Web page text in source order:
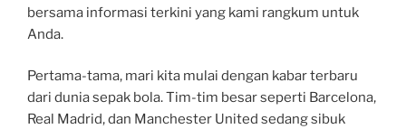
bersama informasi terkini yang kami rangkum untuk
Anda.
Pertama-tama, mari kita mulai dengan kabar terbaru
dari dunia sepak bola. Tim-tim besar seperti Barcelona,
Real Madrid, dan Manchester United sedang sibuk